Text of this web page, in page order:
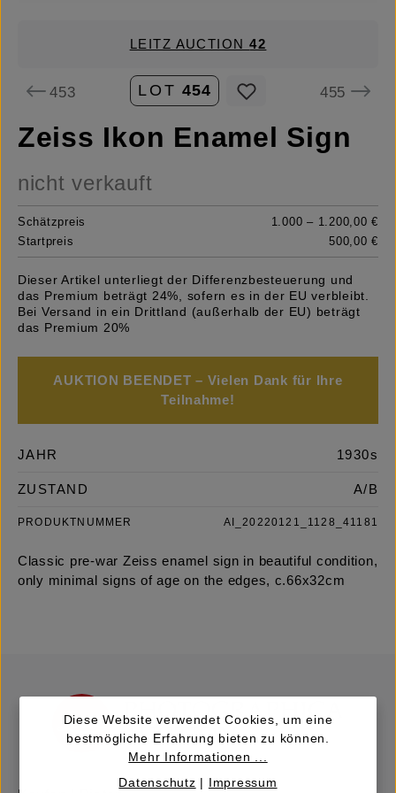
LEITZ AUCTION42
453 LOT 454 455
Zeiss Ikon Enamel Sign
nicht verkauft
Schätzpreis
1.000 – 1.200,00 €
Startpreis
500,00 €
Dieser Artikel unterliegt der Differenzbesteuerung und
das Premium beträgt 24%, sofern es in der EU verbleibt.
Bei Versand in ein Drittland (außerhalb der EU) beträgt
das Premium 20%
AUKTION BEENDET – Vielen Dank für Ihre
Teilnahme!
JAHR 1930s
ZUSTAND A/B
PRODUKTNUMMER AI_20220121_1128_41181
Classic pre-war Zeiss enamel sign in beautiful condition,
only minimal signs of age on the edges, c.66x32cm
Diese Website verwendet Cookies, um eine
bestmögliche Erfahrung bieten zu können.
Mehr Informationen ...
Datenschutz | Impressum